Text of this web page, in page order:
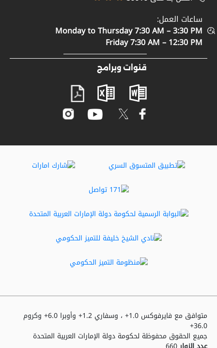
الدعم والمساعدة
اتصل بنا
المشاركة الرقمية
سياسة إمكانية الوصول
سياسة الخصوصية
الأحكام والشروط
ساعات العمل:
Monday to Thursday 7:30 AM – 3:30 PM
Friday 7:30 AM – 12:30 PM
قنوات وبرامج
متوافق مع فايرفوكس 1.0+ ، وسفاري 1.2+ وأوبرا 6.0+ وكروم
36.0+
جميع الحقوق محفوظة لحكومة دولة الإمارات العربية المتحدة